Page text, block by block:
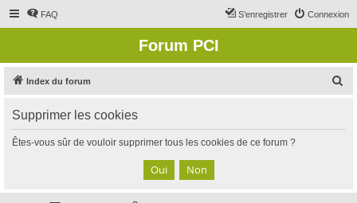
FAQ Connexion
S’enregistrer
Forum PCI
Index du forum
c
Supprimer les cookies
Êtes-vous sûr de vouloir supprimer tous les cookies de ce forum ?